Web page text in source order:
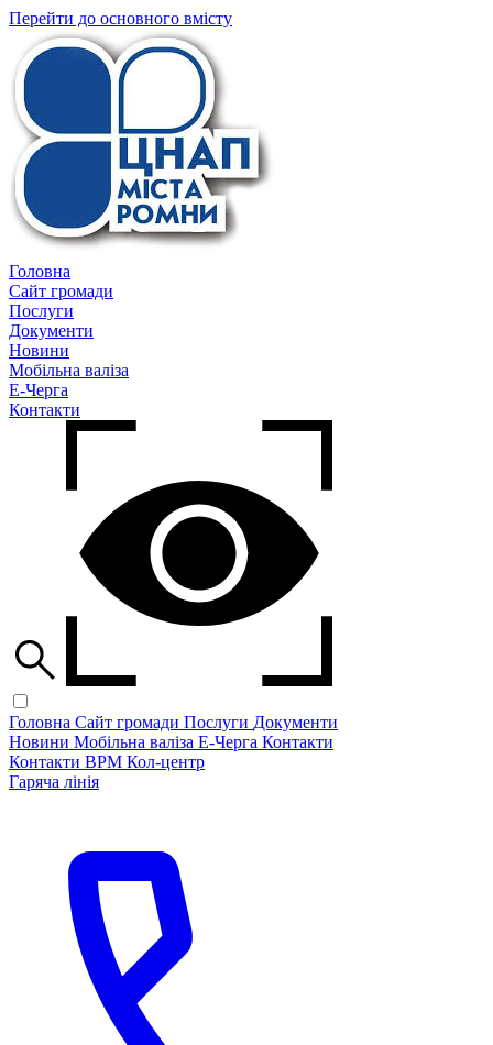
Перейти до основного вмісту
Головна
Сайт громади
Послуги
Документи
Новини
Мобільна валіза
Е-Черга
Контакти
Головна Сайт громади Послуги Документи
Новини Мобільна валіза Е-Черга Контакти
Контакти ВРМ Кол-центр
Гаряча лінія